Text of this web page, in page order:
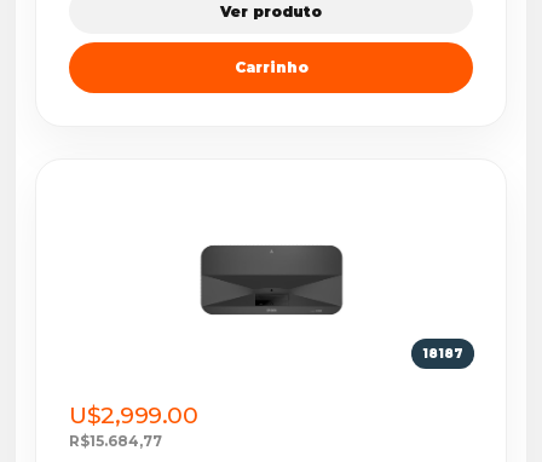
Ver produto
Carrinho
18187
U$2,999.00
R$15.684,77